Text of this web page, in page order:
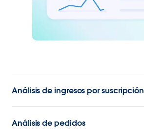
Análisis de ingresos por suscripción
Análisis de pedidos